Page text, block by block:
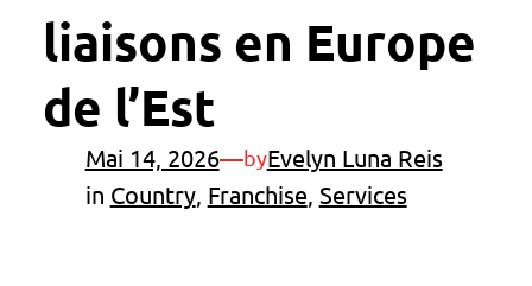
liaisons en Europe
de l’Est
Mai 14, 2026—byEvelyn Luna Reis
in Country, Franchise, Services